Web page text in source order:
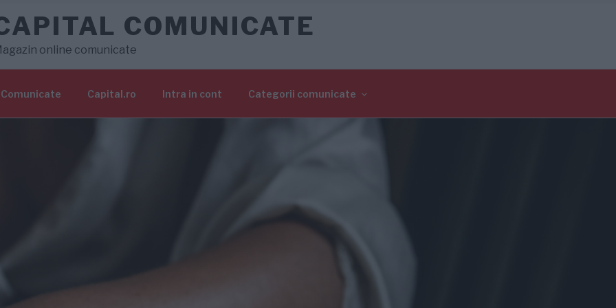
COMUNICATE
online comunicate
Comunicate Capital.ro Intra in cont Categorii comunicate